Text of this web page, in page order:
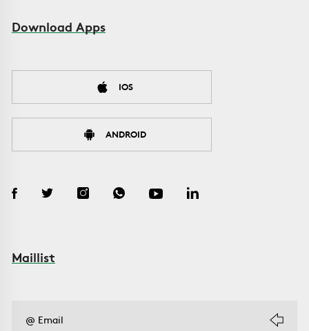
Download Apps
IOS
ANDROID
Maillist